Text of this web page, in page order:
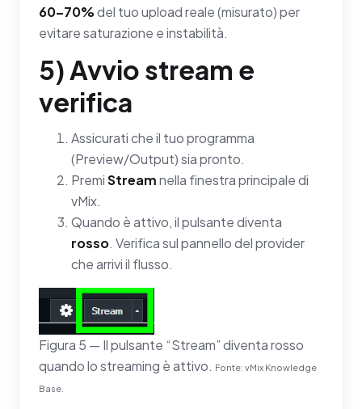
60–70%del tuo upload reale (misurato) per
evitare saturazione e instabilità.
5) Avvio stream e
verifica
Assicurati che il tuo programma
(Preview/Output) sia pronto.
PremiStreamnella finestra principale di
vMix.
Quando è attivo, il pulsante diventa
rosso. Verifica sul pannello del provider
che arrivi il flusso.
Figura 5 — Il pulsante “Stream” diventa rosso
quando lo streaming è attivo. Fonte: vMix Knowledge
Base.